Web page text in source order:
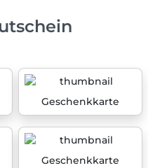
Geschenkkarte
Geschenkkarte